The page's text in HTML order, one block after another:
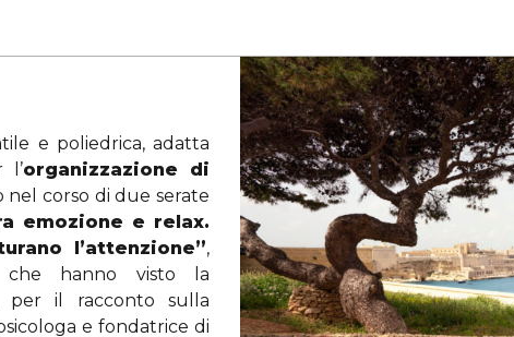
e poliedrica, adatta
l’organizzazione di
nel corso di due serate
emozione e relax.
l’attenzione”,
che hanno visto la
per il racconto sulla
e fondatrice di